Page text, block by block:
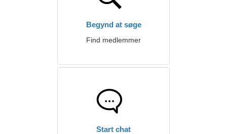
Begynd at søge
Find medlemmer
Start chat